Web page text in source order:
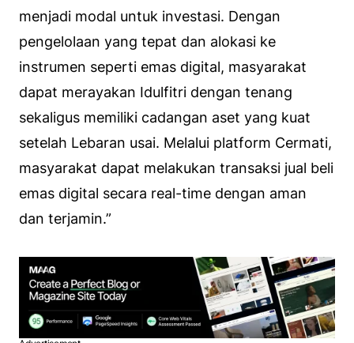
menjadi modal untuk investasi. Dengan
pengelolaan yang tepat dan alokasi ke
instrumen seperti emas digital, masyarakat
dapat merayakan Idulfitri dengan tenang
sekaligus memiliki cadangan aset yang kuat
setelah Lebaran usai. Melalui platform Cermati,
masyarakat dapat melakukan transaksi jual beli
emas digital secara real-time dengan aman
dan terjamin.”